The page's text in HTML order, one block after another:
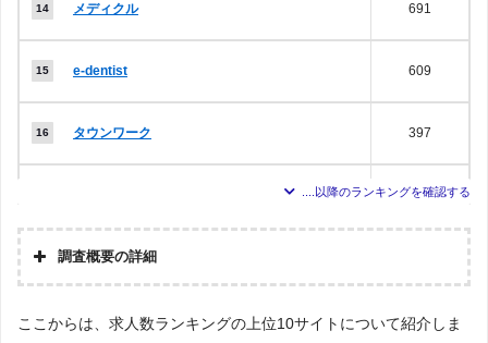
メディクル 691
e-dentist 609
タウンワーク 397
307
JOB DENTAL
とらばーゆ 186
調査概要の詳細
ここからは、求人数ランキングの上位10サイトについて紹介しま